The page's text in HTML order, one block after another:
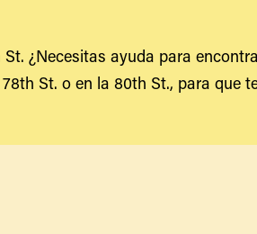
¿Necesitas ayuda para
St. o en la 80th St., para que